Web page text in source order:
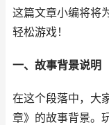
这篇文章小编将将
轻松游戏！
一、故事背景说明
在这个段落中，大
章》的故事背景。